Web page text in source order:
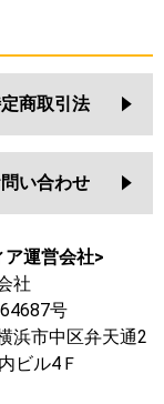
商取引法
い合わせ
運営会社>
社
号
浜市中区弁天通2
ビル4Ｆ